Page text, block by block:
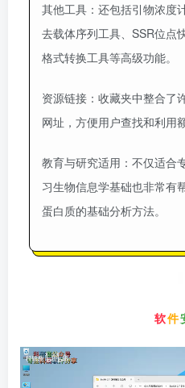
其他工具 ：还包括引物浓度
去载体序列工具、SSR位点
格式转换工具等高级功能。
资源链接 ：收藏夹中整合了
网址，方便用户查找和利用
教育与研究适用 ：不仅适合
习生物信息学基础也非常有
蛋白质的基础分析方法。
软件